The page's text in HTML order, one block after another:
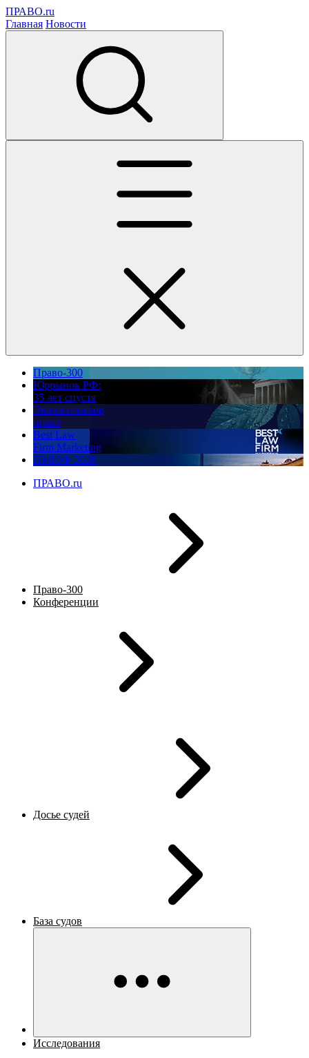
ПРАВО.ru
Главная Новости
Право-300
Юррынок РФ:
35 лет спустя
Экологическое
право
Best Law
Firm Marketing
ПМЮФ 2026
ПРАВО.ru
Право-300
Конференции
Досье судей
База судов
Исследования